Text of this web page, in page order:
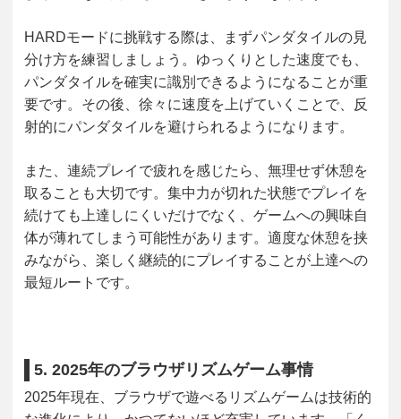
HARDモードに挑戦する際は、まずパンダタイルの見
分け方を練習しましょう。ゆっくりとした速度でも、
パンダタイルを確実に識別できるようになることが重
要です。その後、徐々に速度を上げていくことで、反
射的にパンダタイルを避けられるようになります。
また、連続プレイで疲れを感じたら、無理せず休憩を
取ることも大切です。集中力が切れた状態でプレイを
続けても上達しにくいだけでなく、ゲームへの興味自
体が薄れてしまう可能性があります。適度な休憩を挟
みながら、楽しく継続的にプレイすることが上達への
最短ルートです。
5. 2025年のブラウザリズムゲーム事情
2025年現在、ブラウザで遊べるリズムゲームは技術的